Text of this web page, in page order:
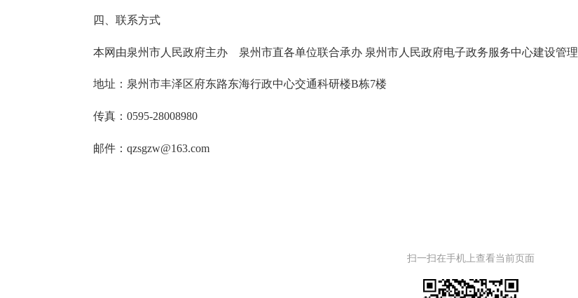
四、联系方式
本网由泉州市人民政府主办 泉州市直各单位联合承办 泉州市人民政府电子政务服务中心建设管理
地址：泉州市丰泽区府东路东海行政中心交通科研楼B栋7楼
传真：0595-28008980
邮件：qzsgzw@163.com
扫一扫在手机上查看当前页面